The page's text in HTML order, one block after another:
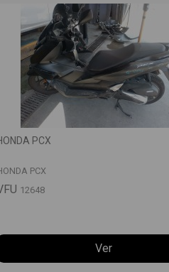
PCX
PCX
12648
Ver